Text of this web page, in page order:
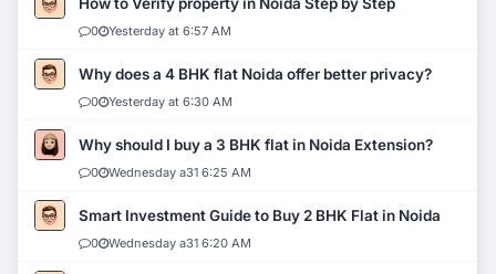
0 Yesterday at 6:57 AM
Why does a 4 BHK flat Noida offer better privacy?
0 Yesterday at 6:30 AM
Why should I buy a 3 BHK flat in Noida Extension?
0 Wednesday a31 6:25 AM
Smart Investment Guide to Buy 2 BHK Flat in Noida
0 Wednesday a31 6:20 AM